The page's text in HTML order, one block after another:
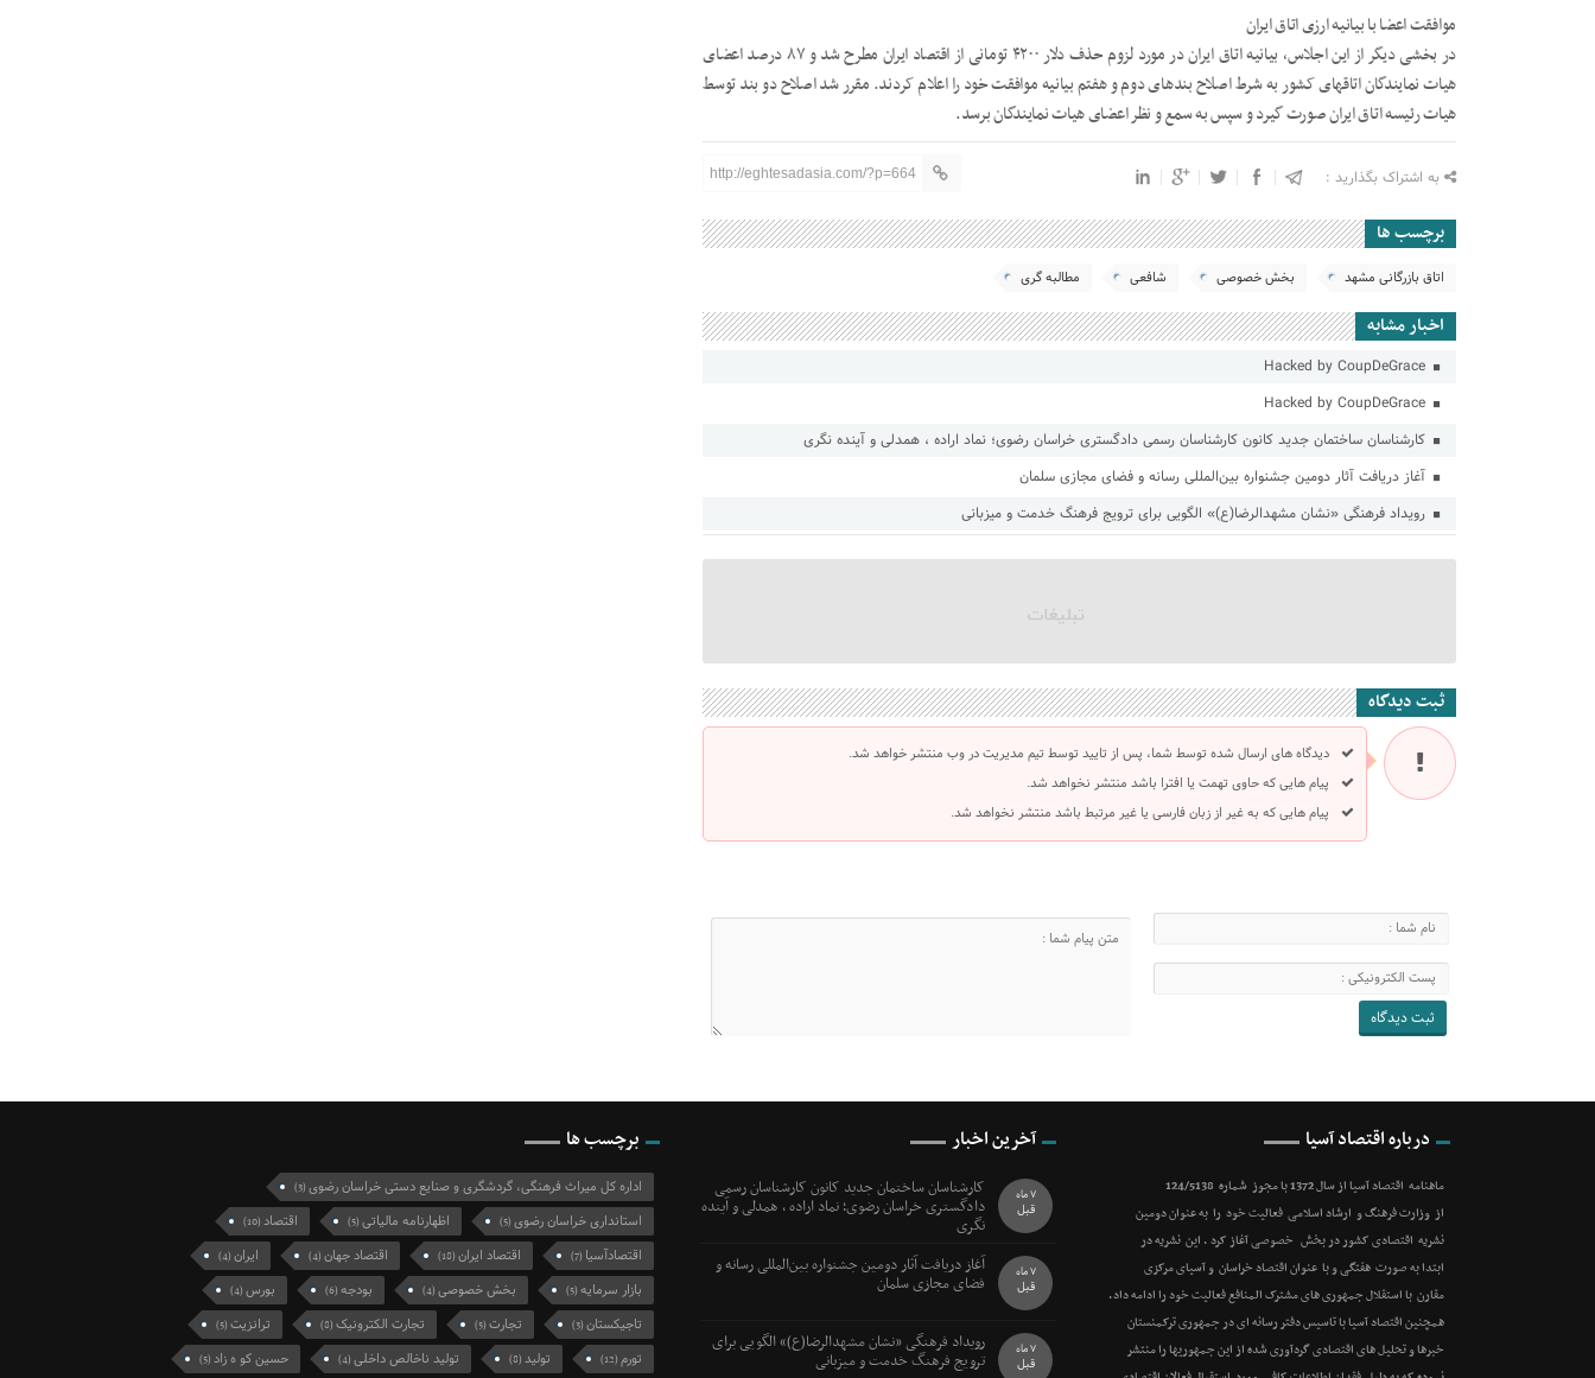
موافقت اعضا با بیانیه ارزی اتاق ایران
در بخشی دیگر از این اجلاس، بیانیه اتاق ایران در مورد لزوم حذف دلار ۴۲۰۰ تومانی از اقتصاد ایران مطرح شد و ۸۷ درصد اعضای
هیات نمایندگان اتاقهای کشور به شرط اصلاح بندهای دوم و هفتم بیانیه موافقت خود را اعلام کردند. مقرر شد اصلاح دو بند توسط
هیات رئیسه اتاق ایران صورت گیرد و سپس به سمع و نظر اعضای هیات نمایندگان برسد.
به اشتراک بگذارید : http://eghtesadasia.com/?p=664
برچسب ها
اتاق بازرگانی مشهد بخش خصوصی شافعی مطالبه گری
اخبار مشابه
Hacked by CoupDeGrace
Hacked by CoupDeGrace
کارشناسان ساختمان جدید کانون کارشناسان رسمی دادگستری خراسان رضوی؛ نماد اراده ، همدلی و آینده نگری
آغاز دریافت آثار دومین جشنواره بین‌المللی رسانه و فضای مجازی سلمان
رویداد فرهنگی «نشان مشهدالرضا(ع)» الگویی برای ترویج فرهنگ خدمت و میزبانی
ثبت دیدگاه
دیدگاه های ارسال شده توسط شما، پس از تایید توسط تیم مدیریت در وب منتشر خواهد شد.
پیام هایی که حاوی تهمت یا افترا باشد منتشر نخواهد شد.
پیام هایی که به غیر از زبان فارسی یا غیر مرتبط باشد منتشر نخواهد شد.
درباره اقتصاد آسیا
ماهنامه اقتصاد آسیا از سال 1372 با مجوز شماره 124/5138
از وزارت فرهنگ و ارشاد اسلامی فعالیت خود را به عنوان دومین
نشریه اقتصادی کشور در بخش خصوصی آغاز کرد . این نشریه در
ابتدا به صورت هفتگی و با عنوان اقتصاد خراسان و آسیای مرکزی
مقارن با استقلال جمهوری های مشترک المنافع فعالیت خود را ادامه داد.
همچنین اقتصاد آسیا با تاسیس دفتر رسانه ای در جمهوری ترکمنستان
خبرها و تحلیل های اقتصادی گردآوری شده از این جمهوریها را منتشر
آخرین اخبار
کارشناسان ساختمان جدید کانون کارشناسان رسمی
دادگستری خراسان رضوی؛ نماد اراده ، همدلی و آینده
نگری
7 ماه
قبل
آغاز دریافت آثار دومین جشنواره بین‌المللی رسانه و
فضای مجازی سلمان 7 ماه
قبل
رویداد فرهنگی «نشان مشهدالرضا(ع)» الگویی برای
ترویج فرهنگ خدمت و میزبانی 7 ماه
قبل
برچسب ها
اداره کل میراث فرهنگی، گردشگری و صنایع دستی خراسان رضوی(3)
استانداری خراسان رضوی(5) اظهارنامه مالیاتی(5) اقتصاد(10)
اقتصادآسیا (7) اقتصاد ایران(18) اقتصاد جهان(4) ایران(4)
بازار سرمایه(5) بخش خصوصی(4) بودجه(6) بورس(4)
تاجیکستان(3) تجارت(5) تجارت الکترونیک(8) ترانزیت(5)
تورم(12) تولید(8) تولید ناخالص داخلی(4) حسین کو ه زاد(5)